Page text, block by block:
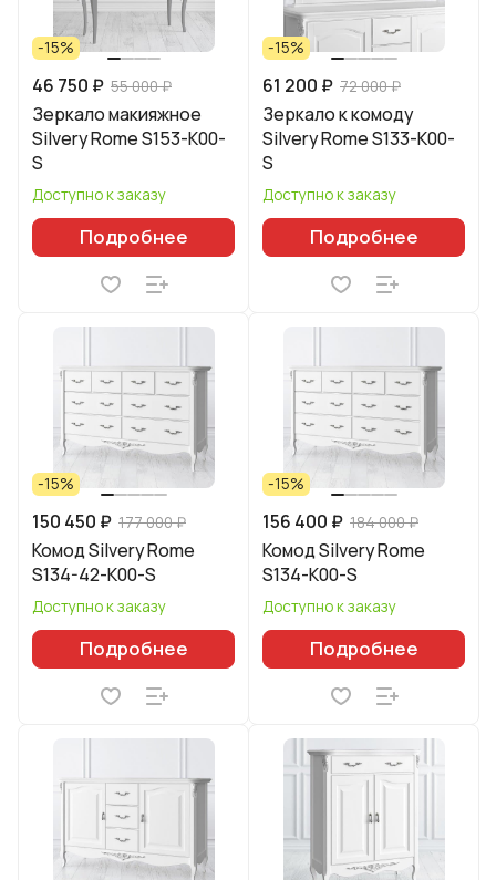
-15%
46 750 ₽ 55 000 ₽
Зеркало макияжное
Silvery Rome S153-K00-
S
Доступно к заказу
Подробнее
-15%
61 200 ₽ 72 000 ₽
Зеркало к комоду
Silvery Rome S133-K00-
S
Доступно к заказу
Подробнее
-15%
150 450 ₽ 177 000 ₽
Комод Silvery Rome
S134-42-K00-S
Доступно к заказу
Подробнее
-15%
156 400 ₽ 184 000 ₽
Комод Silvery Rome
S134-K00-S
Доступно к заказу
Подробнее